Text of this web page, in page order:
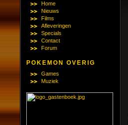
Home
Nieuws
Films
Afleveringen
Specials
Contact
Forum
POKEMON OVERIG
Games
Muziek